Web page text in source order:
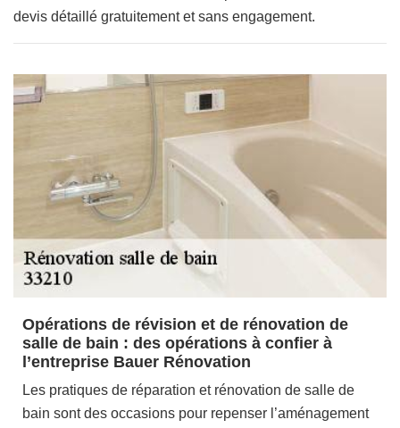
devis détaillé gratuitement et sans engagement.
Opérations de révision et de rénovation de
salle de bain : des opérations à confier à
l’entreprise Bauer Rénovation
Les pratiques de réparation et rénovation de salle de
bain sont des occasions pour repenser l’aménagement